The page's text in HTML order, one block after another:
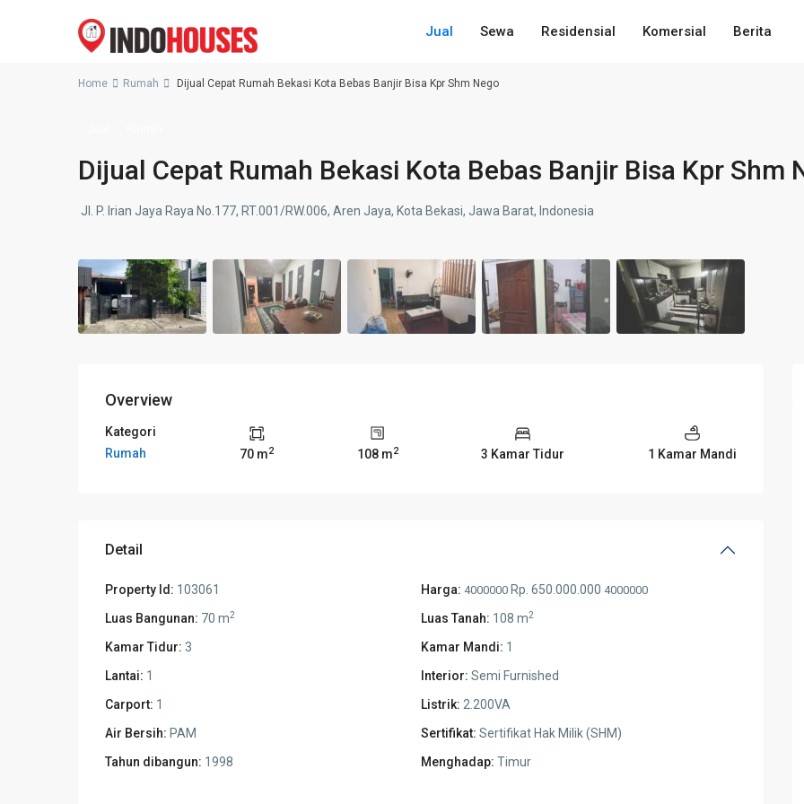
Jual Sewa Residensial Komersial Berita
Home Rumah Dijual Cepat Rumah Bekasi Kota Bebas Banjir Bisa Kpr Shm Nego
Dijual Cepat Rumah Bekasi Kota Bebas Banjir Bisa Kpr Shm
Jl. P. Irian Jaya Raya No.177, RT.001/RW.006, Aren Jaya, Kota Bekasi, Jawa Barat, Indonesia
Overview
Kategori
Rumah
70 m2 108 m2 3 Kamar Tidur 1 Kamar Mandi
Detail
Property Id: 103061 Harga: 4000000 Rp. 650.000.000 4000000
Luas Bangunan: 70 m2 Luas Tanah: 108 m2
Kamar Tidur: 3 Kamar Mandi: 1
Lantai: 1 Interior: Semi Furnished
Carport: 1 Listrik: 2.200VA
Air Bersih: PAM Sertifikat: Sertifikat Hak Milik (SHM)
Tahun dibangun: 1998 Menghadap: Timur